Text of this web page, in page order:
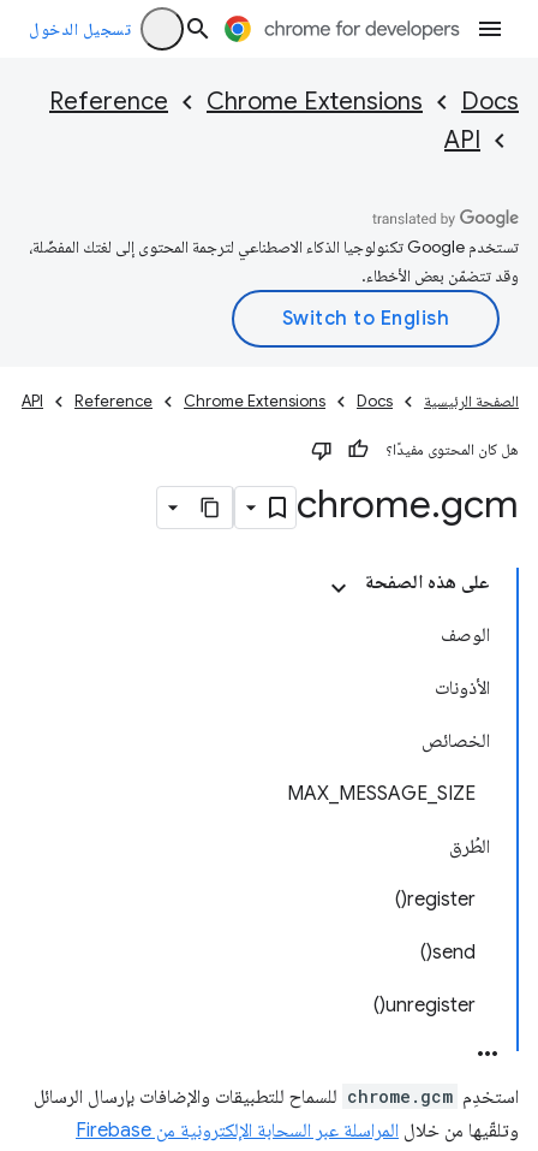
تسجيل الدخول
Docs
Chrome Extensions
Reference
API
تستخدم Google تكنولوجيا الذكاء الاصطناعي لترجمة المحتوى إلى لغتك المفضّلة،
وقد تتضمّن بعض الأخطاء.
الصفحة الرئيسية Docs
Chrome Extensions
Reference
API
هل كان المحتوى مفيدًا؟
chrome.gcm
على هذه الصفحة
الوصف
الأذونات
الخصائص
MAX_MESSAGE_SIZE
الطُرق
register()
send()
unregister()
استخدِم chrome.gcm للسماح للتطبيقات والإضافات بإرسال الرسائل
وتلقّيها من خلال المراسلة عبر السحابة الإلكترونية من Firebase